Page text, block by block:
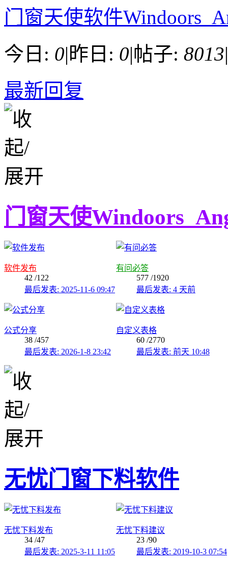
门窗天使软件
今日: 0|昨日: 0|帖子: 8013|
最新回复
门窗天使
软件发布
42 /122
最后发表: 2025-11-6 09:47
有问必答
577 /1920
最后发表: 4 天前
公式分享
38 /457
最后发表: 2026-1-8 23:42
自定义表格
60 /2770
最后发表: 前天 10:48
无忧门窗下料软件
无忧下料发布
34 /47
最后发表: 2025-3-11 11:05
无忧下料建议
23 /90
最后发表: 2019-10-3 07:54